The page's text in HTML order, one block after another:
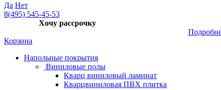
Да Нет
8(495) 545-45-53
Хочу рассрочку
Корзина
Напольные покрытия
Виниловые полы
Кварц виниловый ламинат
Кварцвиниловая ПВХ плитка